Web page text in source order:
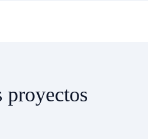
proyectos